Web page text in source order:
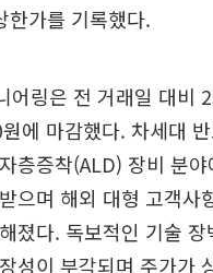
한가를 기록했다.
어링은 전 거래일 대비
에 마감했다. 차세대
층증착(ALD) 장비 분
으며 해외 대형 고객사
졌다. 독보적인 기술
성이 부각되며 주가가